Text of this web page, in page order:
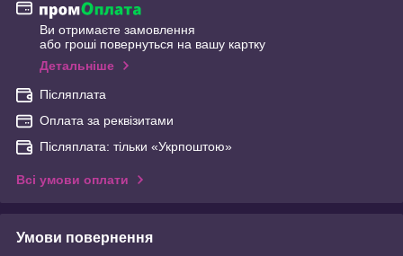
Ви отримаєте замовлення
або гроші повернуться на вашу картку
Детальніше
Післяплата
Оплата за реквізитами
Післяплата: тільки «Укрпоштою»
Всі умови оплати
Умови повернення